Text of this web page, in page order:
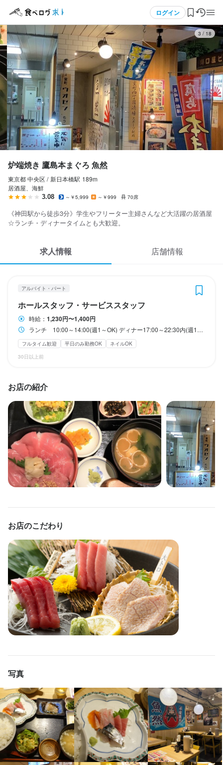
ログイン
ログイン・無料会員登録
食べログ求人TOP
求人検索
マイページ管理
気になる求人
検索履歴・保存した条件
応募履歴
WEB履歴書
掲載をご検討の店舗様へ
食べログ求人PRESS
プライバシーポリシー
企業情報
3 / 18
炉端焼き 鷹島本まぐろ 魚然
東京都 中央区 / 新日本橋駅 189m
居酒屋、海鮮
3.08 ～￥5,999 ～￥999 70席
《神田駅から徒歩3分》学生やフリーター主婦さんなど大活躍の居酒屋
☆ランチ・ディナータイムとも大歓迎。
求人情報 店舗情報
アルバイト・パート
ホールスタッフ・サービススタッフ
時給： 1,230円〜1,400円
ランチ 10:00～14:00(週1～OK) ディナー17:00～22:30内(週1～週５勤務可) ランチからディナーの通しも可能
フルタイム歓迎 平日のみ勤務OK
ネイルOK
30日以上前
お店の紹介
お店のこだわり
写真
アルバイト・パート 炉端焼き 鷹島本まぐろ 魚然
ホールスタッフ・サービススタッフ
ホールスタッフ・サービススタッフ
時給1,230円〜1,400円
昇給あり 交通費支給 インセンティブあり 日払いOK 週払いOK
研修期間
勤務時間
ランチ　10:00～14:00(週1～OK)
ディナー17:00～22:30内(週1～週５勤務可)
ランチタイムのみ勤務OK ダブルワーク・副業OK
長期勤務歓迎
週1日からOK 週4日以上OK シフト制
休日・休暇
基本は1か月ごとのシフト制ですが、半月ごとのシフトや状況によ
り対応いたします。
日曜定休 平日のみ勤務OK(土日休み) 完全週休2日制
産休・育休制度あり
年末年始休暇あり
GW休暇あり
各種保険完備
まかない・食事補助あり 髪型自由 服装自由 ネイルOK ピアスOK
特徴
フリーター歓迎 大学生歓迎 高校生歓迎 主婦・主夫歓迎
女性活躍中
ブランクOK
駅チカ(徒歩5分以内) スタッフの平均年齢20代
応募者全員と面接
面接1回
仕事内容
当店のホールスタッフ・サービススタッフとして、主にお客様か
らの注文受付や料理・ドリンクの配膳を担当していただきます。
居酒屋ならではの活気ある雰囲気の中、海鮮料理を中心としたメ
ニューをご提供します。お客様とのコミュニケーションを大切に
し、気持ちよく過ごしていただけるよう心がけています。
1日の平均担当テーブル数は5〜6卓となっており、無理なく自分の
ペースで接客できます。忙しい時間帯でもスタッフ同士で協力し
合いながら進めていくため、不安を感じることなく働けます。は
じめての方でも落ち着いて業務に取り組める環境です。
未経験の方には、まず料理やドリンクの説明研修を実施し、基礎
からしっかり学べる体制を整えています。先輩スタッフが丁寧に
き、安心して成長できます。
この仕事のおすすめポイント
【未経験・学生・主婦(夫)も大歓迎】
幅広い年代のスタッフが活躍する職場です。フリーターや大学
応募画面へ進む